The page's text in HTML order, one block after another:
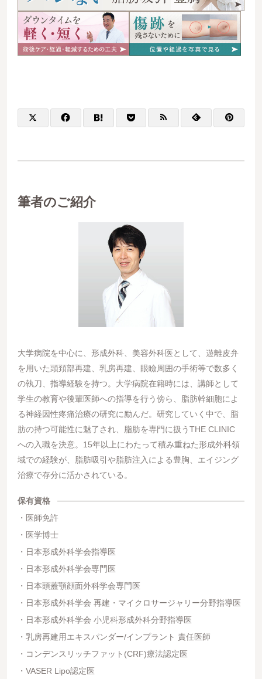
筆者のご紹介
大学病院を中心に、形成外科、美容外科医として、遊離皮弁
を用いた頭頚部再建、乳房再建、眼瞼周囲の手術等で数多く
の執刀、指導経験を持つ。大学病院在籍時には、講師として
学生の教育や後輩医師への指導を行う傍ら、脂肪幹細胞によ
る神経因性疼痛治療の研究に励んだ。研究していく中で、脂
肪の持つ可能性に魅了され、脂肪を専門に扱うTHE CLINIC
への入職を決意。15年以上にわたって積み重ねた形成外科領
域での経験が、脂肪吸引や脂肪注入による豊胸、エイジング
治療で存分に活かされている。
保有資格
医師免許
医学博士
日本形成外科学会指導医
日本形成外科学会専門医
日本頭蓋顎顔面外科学会専門医
日本形成外科学会 再建・マイクロサージャリー分野指導医
日本形成外科学会 小児科形成外科分野指導医
乳房再建用エキスパンダー/インプラント 責任医師
コンデンスリッチファット(CRF)療法認定医
VASER Lipo認定医